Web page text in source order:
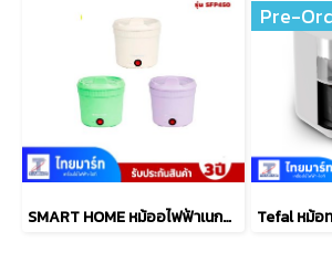
SMART HOME หม้ออไฟฟ้าเนกประสงค์ 1 ลิตร รุ่น SFP450
Pre-